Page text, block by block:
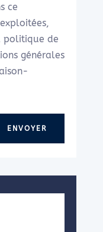
ce
politique de
générales
ENVOYER